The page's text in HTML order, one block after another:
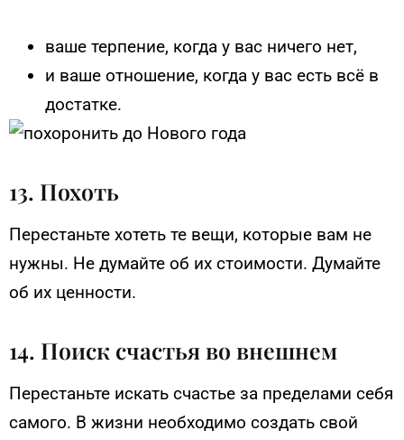
ваше терпение, когда у вас ничего нет,
и ваше отношение, когда у вас есть всё в
достатке.
13. Похоть
Перестаньте хотеть те вещи, которые вам не
нужны. Не думайте об их стоимости. Думайте
об их ценности.
14. Поиск счастья во внешнем
Перестаньте искать счастье за пределами себя
самого. В жизни необходимо создать свой